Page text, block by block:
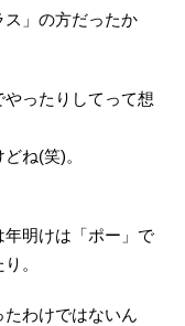
ス」の方だったか
ったりしてって想
ね(笑)。
年明けは「ポー」で
。
わけではないん